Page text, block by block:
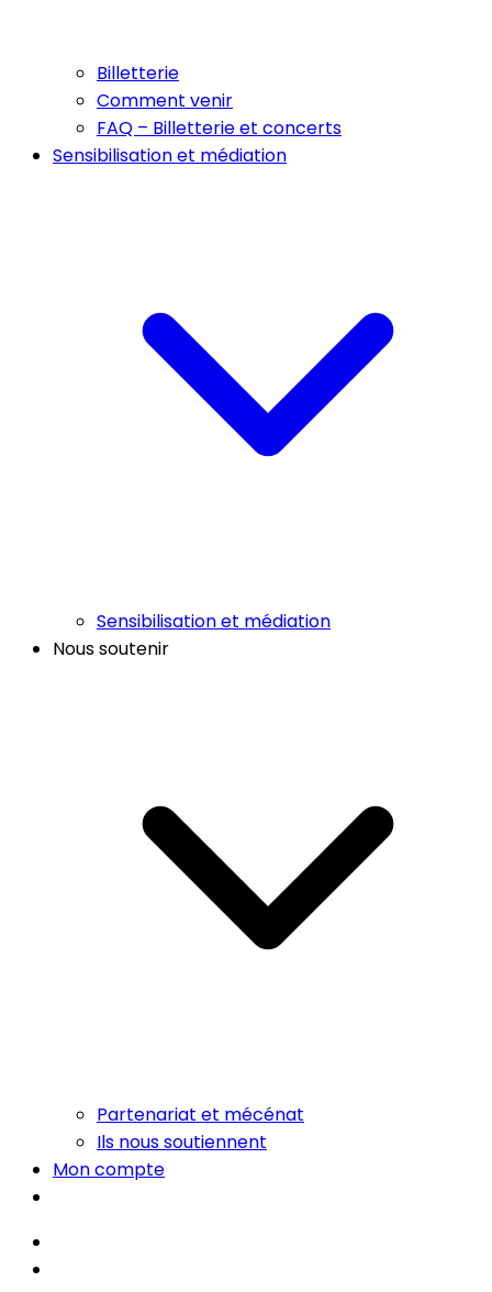
Billetterie
Comment venir
FAQ – Billetterie et concerts
Sensibilisation et médiation
Sensibilisation et médiation
Nous soutenir
Partenariat et mécénat
Ils nous soutiennent
Mon compte